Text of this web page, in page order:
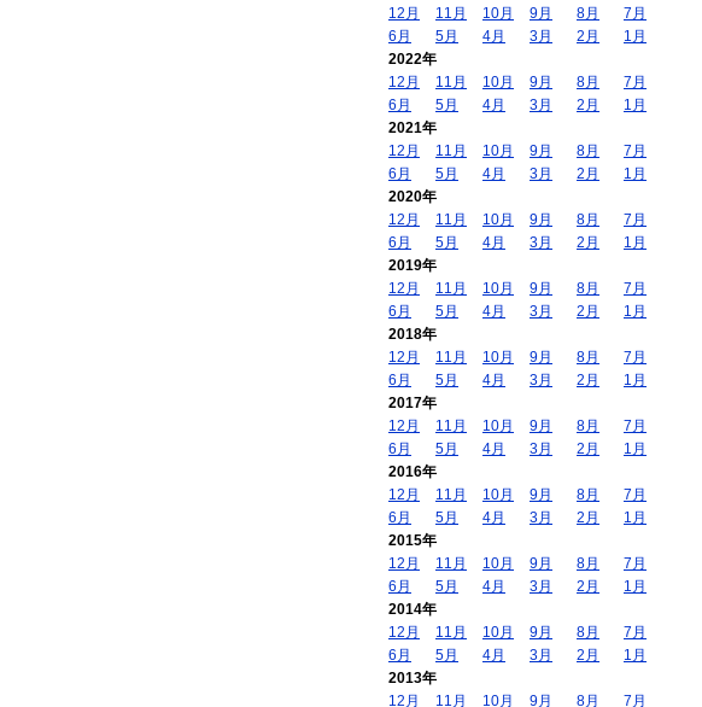
12月
11月 10月 9月 8月
7月
6月
5月 4月 3月 2月
1月
2022年
12月
11月 10月 9月 8月
7月
6月
5月 4月 3月 2月
1月
2021年
12月
11月 10月 9月 8月
7月
6月
5月 4月 3月 2月
1月
2020年
12月
11月 10月 9月 8月
7月
6月
5月 4月 3月 2月
1月
2019年
12月
11月 10月 9月 8月
7月
6月
5月 4月 3月 2月
1月
2018年
12月
11月 10月 9月 8月
7月
6月
5月 4月 3月 2月
1月
2017年
12月
11月 10月 9月 8月
7月
6月
5月 4月 3月 2月
1月
2016年
12月
11月 10月 9月 8月
7月
6月
5月 4月 3月 2月
1月
2015年
12月
11月 10月 9月 8月
7月
6月
5月 4月 3月 2月
1月
2014年
12月
11月 10月 9月 8月
7月
6月
5月 4月 3月 2月
1月
2013年
12月
11月 10月 9月 8月 7月